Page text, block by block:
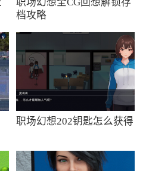
到光线在世界中的真实
身临其境的体验
和很容易的操作，使我们
多的游戏乐趣
同颜色的液体进行分类，
每个瓶子只有一个颜色
职场幻想全CG回想解锁存
档攻略
职场幻想202钥匙怎么获得